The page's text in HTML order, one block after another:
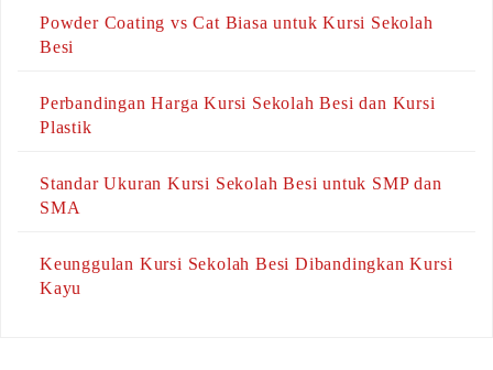
Powder Coating vs Cat Biasa untuk Kursi Sekolah
Besi
Perbandingan Harga Kursi Sekolah Besi dan Kursi
Plastik
Standar Ukuran Kursi Sekolah Besi untuk SMP dan
SMA
Keunggulan Kursi Sekolah Besi Dibandingkan Kursi
Kayu